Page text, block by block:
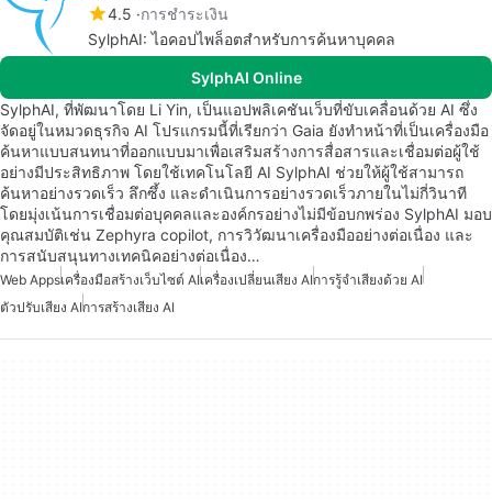
4.5 การชำระเงิน
SylphAI: ไอคอปไพล็อตสำหรับการค้นหาบุคคล
SylphAI Online
SylphAI, ที่พัฒนาโดย Li Yin, เป็นแอปพลิเคชันเว็บที่ขับเคลื่อนด้วย AI ซึ่ง
จัดอยู่ในหมวดธุรกิจ AI โปรแกรมนี้ที่เรียกว่า Gaia ยังทำหน้าที่เป็นเครื่องมือ
ค้นหาแบบสนทนาที่ออกแบบมาเพื่อเสริมสร้างการสื่อสารและเชื่อมต่อผู้ใช้
อย่างมีประสิทธิภาพ โดยใช้เทคโนโลยี AI SylphAI ช่วยให้ผู้ใช้สามารถ
ค้นหาอย่างรวดเร็ว ลึกซึ้ง และดำเนินการอย่างรวดเร็วภายในไม่กี่วินาที
โดยมุ่งเน้นการเชื่อมต่อบุคคลและองค์กรอย่างไม่มีข้อบกพร่อง SylphAI มอบ
คุณสมบัติเช่น Zephyra copilot, การวิวัฒนาเครื่องมืออย่างต่อเนื่อง และ
การสนับสนุนทางเทคนิคอย่างต่อเนื่อง…
Web Appsเครื่องมือสร้างเว็บไซต์ AIเครื่องเปลี่ยนเสียง AIการรู้จำเสียงด้วย AI
ตัวปรับเสียง AIการสร้างเสียง AI